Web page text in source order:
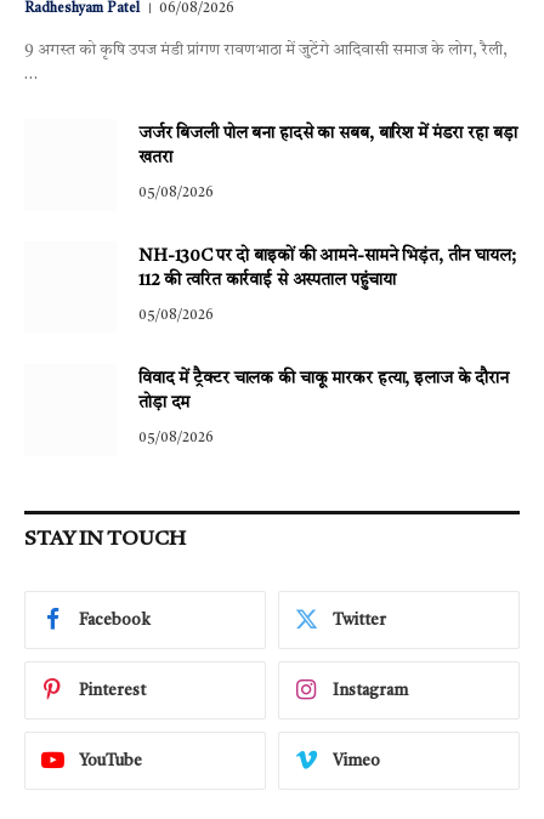
Radheshyam Patel 06/08/2026
9 अगस्त को कृषि उपज मंडी प्रांगण रावणभाठा में जुटेंगे आदिवासी समाज के लोग, रैली,
…
जर्जर बिजली पोल बना हादसे का सबब, बारिश में मंडरा रहा बड़ा
खतरा
05/08/2026
NH-130C पर दो बाइकों की आमने-सामने भिड़ंत, तीन घायल;
112 की त्वरित कार्रवाई से अस्पताल पहुंचाया
05/08/2026
विवाद में ट्रैक्टर चालक की चाकू मारकर हत्या, इलाज के दौरान
तोड़ा दम
05/08/2026
STAY IN TOUCH
Facebook Twitter
Pinterest Instagram
YouTube Vimeo